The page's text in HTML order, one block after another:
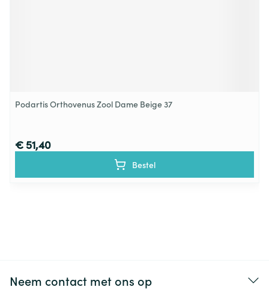
Podartis Orthovenus Zool Dame Beige 37
€ 51,40
Bestel
Neem contact met ons op